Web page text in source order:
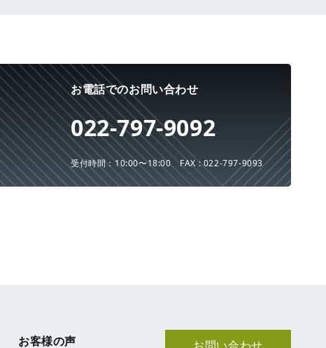
お電話でのお問い合わせ
022-797-9092
受付時間：10:00〜18:00FAX : 022-797-9093
お客様の声